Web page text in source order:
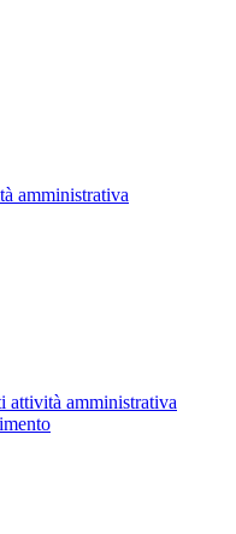
amministrativa
attività amministrativa